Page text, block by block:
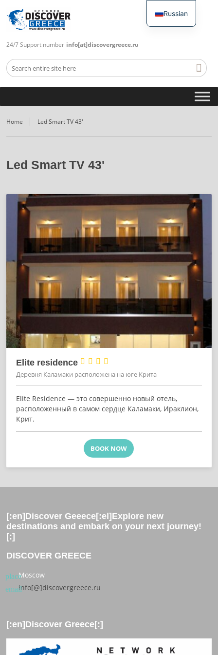
24/7 Support number info[at]discovergreece.ru
Home Led Smart TV 43'
Led Smart TV 43'
Elite residence 



Деревня Каламаки расположена на юге Крита
Elite Residence — это совершенно новый отель,
расположенный в самом сердце Каламаки, Ираклион,
Крит.
BOOK NOW
[:en]Discover Geeece[:el]Explore new
destinations and embark on your next journey!
[:]
DISCOVER GREECE
placeMoscow
emailinfo[@]discovergreece.ru
[:en]Discover Greece[:]
Russian
English